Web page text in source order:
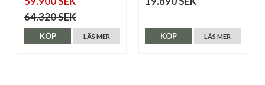
64.320 SEK
LÄS MER
KÖP LÄS MER
KÖP